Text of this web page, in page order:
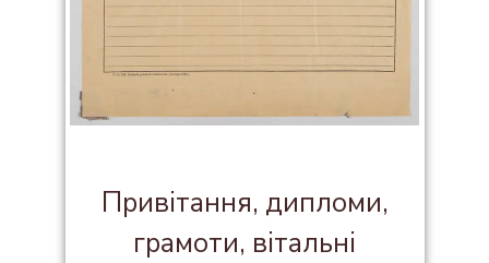
Привітання, дипломи,
грамоти, вітальні